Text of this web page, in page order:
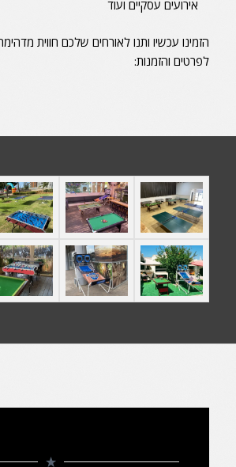
אירועים עסקיים ועוד
הזמינו עכשיו ותנו לאורחים שלכם חווית
לפרטים והזמנות: